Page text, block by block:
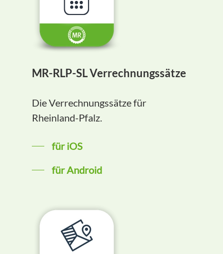
MR-RLP-SL Verrechnungssätze
Die Verrechnungssätze für
Rheinland-Pfalz.
für iOS
für Android